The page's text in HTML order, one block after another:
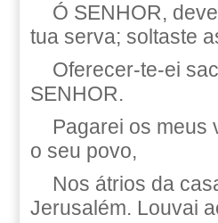
Ó SENHOR,
tua serva; soltaste
Oferecer-te-ei
SENHOR.
Pagarei os meus
o seu povo,
Nos átrios da
Jerusalém. Louvai